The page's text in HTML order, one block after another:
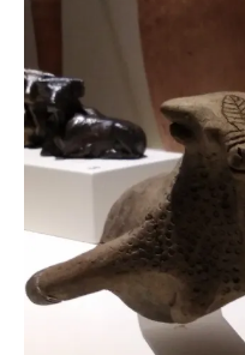
PRIETENI APROPIATI
Victor Sosea –
PRIETENI DIN AFARA BRESLEI
GloryBox.ro
Vreau-schimbare.ro